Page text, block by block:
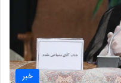
خبر